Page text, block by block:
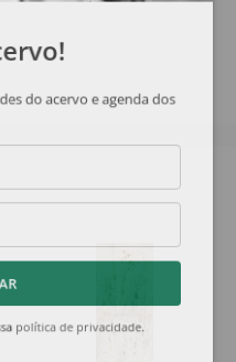
do acervo e agenda dos
política de privacidade